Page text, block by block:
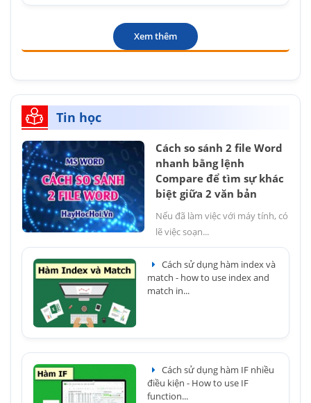
Xem thêm
Tin học
Cách so sánh 2 file Word
nhanh bằng lệnh
Compare để tìm sự khác
biệt giữa 2 văn bản
Nếu đã làm việc với máy tính, có
lẽ việc soạn...
Cách sử dụng hàm index và
match - how to use index and
match in...
Cách sử dụng hàm IF nhiều
điều kiện - How to use IF
function...